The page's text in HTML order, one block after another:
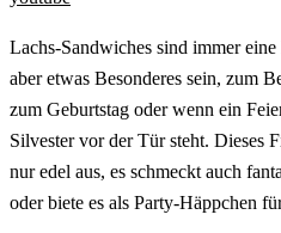
Lachs-Sandwiches sind immer
aber etwas Besonderes sein, zum
zum Geburtstag oder wenn ein
Silvester vor der Tür steht. Dieses
nur edel aus, es schmeckt auch
oder biete es als Party-Häppchen